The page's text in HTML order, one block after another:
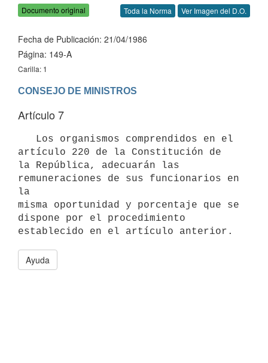
Documento original Toda la Norma Ver Imagen del D.O.
Fecha de Publicación: 21/04/1986
Página: 149-A
Carilla: 1
CONSEJO DE MINISTROS
Artículo 7
artículo 220 de la Constitución de
la República, adecuarán las
remuneraciones de sus funcionarios en
la
misma oportunidad y porcentaje que se
dispone por el procedimiento
establecido en el artículo anterior.
Ayuda